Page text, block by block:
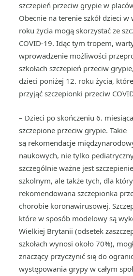
szczepień przeciw grypie w
Obecnie na terenie szkół dzieci
roku życia mogą skorzystać ze
COVID-19. Idąc tym tropem,
wprowadzenie możliwości
szkołach szczepień przeciw
dzieci poniżej 12. roku życia,
przyjąć szczepionki przeciw
– Dzieci po skończeniu 6.
szczepione przeciw grypie. Takie
są rekomendacje
naukowych, nie tylko
szczególnie ważne jest
szkolnym, ale także tych, dla
rekomendowana szczepionka
chorobie koronawirusowej.
które w sposób modelowy są
Wielkiej Brytanii (odsetek
szkołach wynosi około 70%),
znaczący przyczynić się do
występowania grypy w całym